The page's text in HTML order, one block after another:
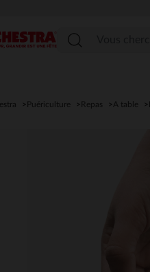
Puériculture Repas A table